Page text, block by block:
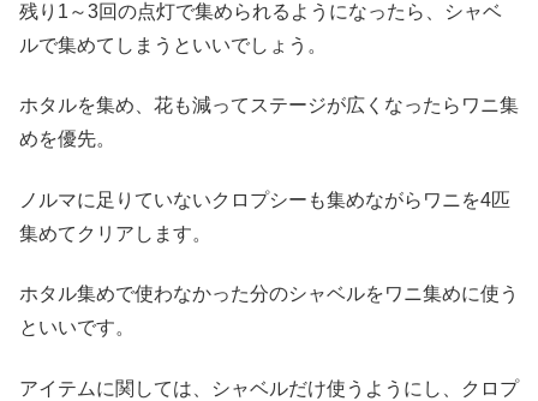
残り1～3回の点灯で集められるようになったら、シャベ
ルで集めてしまうといいでしょう。
ホタルを集め、花も減ってステージが広くなったらワニ集
めを優先。
ノルマに足りていないクロプシーも集めながらワニを4匹
集めてクリアします。
ホタル集めで使わなかった分のシャベルをワニ集めに使う
といいです。
アイテムに関しては、シャベルだけ使うようにし、クロプ